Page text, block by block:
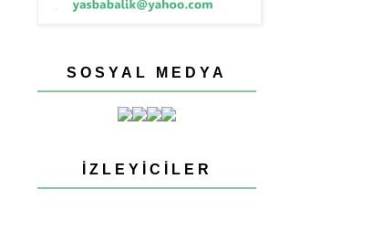
SOSYAL MEDYA
İZLEYICILER